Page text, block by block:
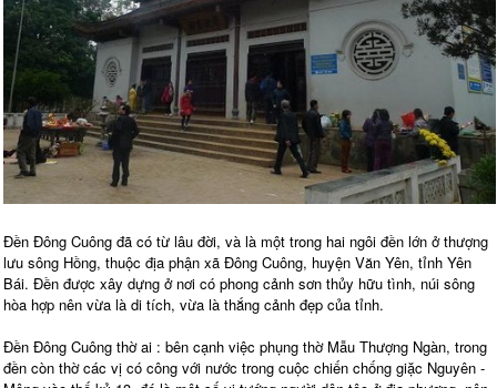
Đền Đông Cuông đã có từ lâu đời, và là một trong hai ngôi đền lớn ở thượng
lưu sông Hồng, thuộc địa phận xã Đông Cuông, huyện Văn Yên, tỉnh Yên
Bái. Đền được xây dựng ở nơi có phong cảnh sơn thủy hữu tình, núi sông
hòa hợp nên vừa là di tích, vừa là thắng cảnh đẹp của tỉnh.
Đền Đông Cuông thờ ai : bên cạnh việc phụng thờ Mẫu Thượng Ngàn, trong
đền còn thờ các vị có công với nước trong cuộc chiến chống giặc Nguyên -